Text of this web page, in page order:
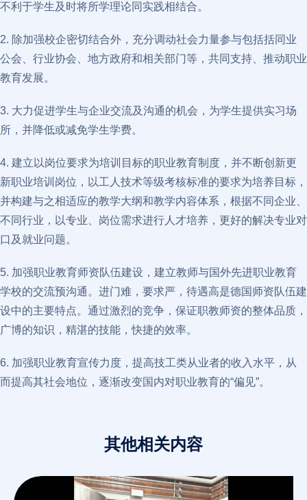
不利于学生及时将所学理论同实践相结合。
2. 除加强校企密切结合外，充分调动社会力量参与包括括同业
公会、行业协会、地方政府和相关部门等，共同支持、推动职业
教育发展。
3. 大力促进学生与企业交流及沟通的机会，为学生提供实习场
所，并降低或减免学生学费。
4. 建立以岗位要求为培训目标的职业教育制度，并不断创新更
新职业培训岗位，以工人技术等级考核标准的要求为培养目标，
并构建与之相适应的教学大纲和教学内容体系，根据不同企业、
不同行业，以专业、岗位需求进行人才培养，更好的解决专业对
口及就业问题。
5. 加强职业教育师资队伍建设，建立教师与国外先进职业教育
学校的交流预沟通。进门难，要求严，待遇高是德国师资队伍建
设中的主要特点。通过激烈的竞争，保证职教师资的整体品质，
广博的知识，精湛的技能，快捷的效率。
6. 加强职业教育宣传力度，提高技工类从业者的收入水平，从
而提高其社会地位，逐渐改变国内对职业教育的“偏见”。
其他相关内容